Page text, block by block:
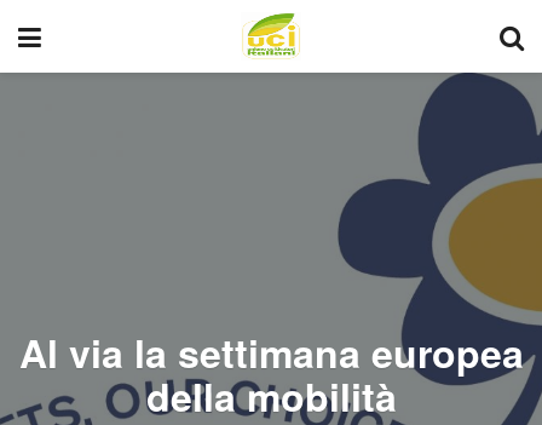
Al via la settimana europea
della mobilità